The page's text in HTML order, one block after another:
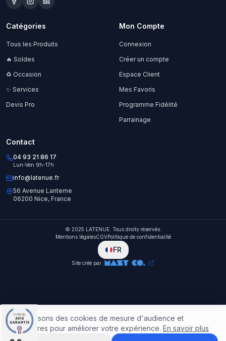
Nous utilisons des cookies de mesure d'audience et
publicitaires pour améliorer votre expérience. En savoir plus
Catégories
Tous les Produits
🔥 Soldes
♻️ Occasion
✨ Services
Devis Pro
Mon Compte
Connexion
Créer un compte
Espace Client
Mes Favoris
Programme Fidélité
Parrainage
Contact
04 93 21 86 17
Lun-Ven 9h-17h
info@latenue.fr
56 Avenue Lanterne
06200 Nice, France
© 2025 LATENUE. Tous droits réservés.
Mentions légalesCGVPolitique de confidentialité
FR
Site créé par